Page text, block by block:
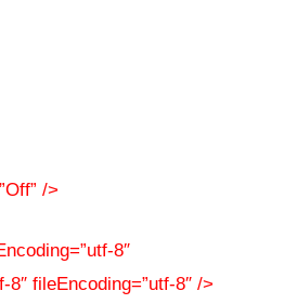
/>
8″
8″ fileEncoding=”utf-8″ />